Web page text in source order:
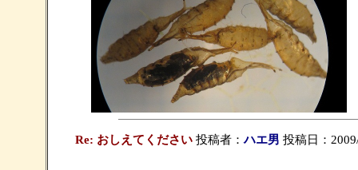
Re: おしえてください投稿者：ハエ男 投稿日：